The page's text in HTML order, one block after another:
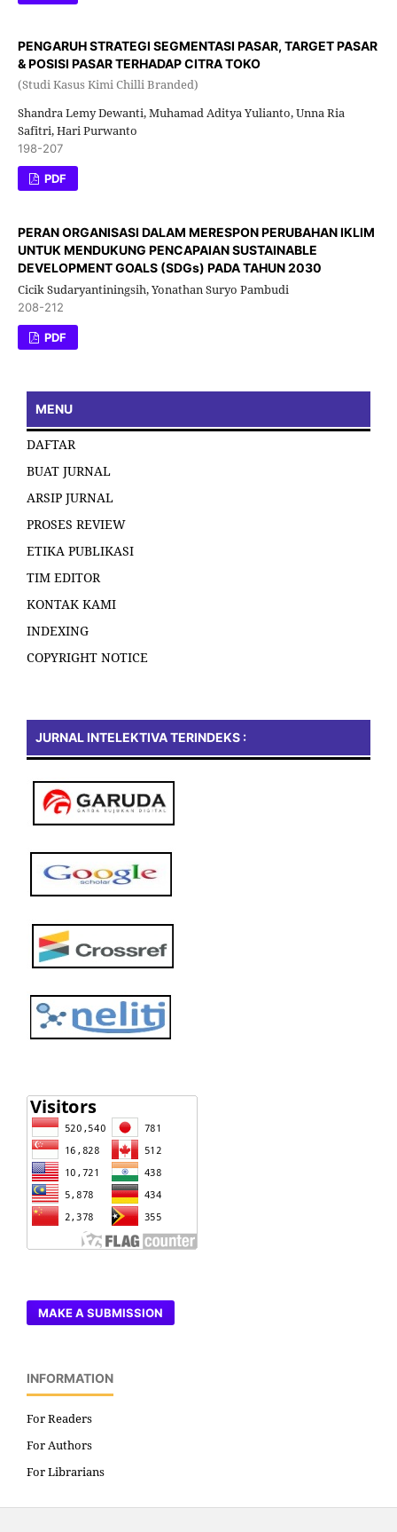
PENGARUH STRATEGI SEGMENTASI PASAR, TARGET PASAR
& POSISI PASAR TERHADAP CITRA TOKO
(Studi Kasus Kimi Chilli Branded)
Shandra Lemy Dewanti, Muhamad Aditya Yulianto, Unna Ria
Safitri, Hari Purwanto
198-207
PDF
PERAN ORGANISASI DALAM MERESPON PERUBAHAN IKLIM
UNTUK MENDUKUNG PENCAPAIAN SUSTAINABLE
DEVELOPMENT GOALS (SDGs) PADA TAHUN 2030
Cicik Sudaryantiningsih, Yonathan Suryo Pambudi
208-212
PDF
MENU
DAFTAR
BUAT JURNAL
ARSIP JURNAL
PROSES REVIEW
ETIKA PUBLIKASI
TIM EDITOR
KONTAK KAMI
INDEXING
COPYRIGHT NOTICE
JURNAL INTELEKTIVA TERINDEKS :
MAKE A SUBMISSION
INFORMATION
For Readers
For Authors
For Librarians